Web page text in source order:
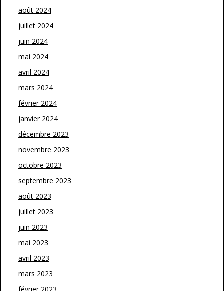
août 2024
juillet 2024
juin 2024
mai 2024
avril 2024
mars 2024
février 2024
janvier 2024
décembre 2023
novembre 2023
octobre 2023
septembre 2023
août 2023
juillet 2023
juin 2023
mai 2023
avril 2023
mars 2023